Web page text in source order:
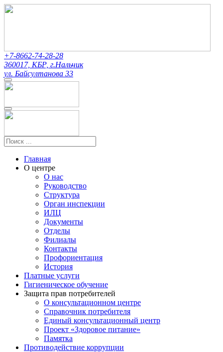
+7-8662-74-28-28
360017, КБР, г.Нальчик
ул. Байсултанова 33
Главная
О центре
О нас
Руководство
Структура
Орган инспекции
ИЛЦ
Документы
Отделы
Филиалы
Контакты
Профориентация
История
Платные услуги
Гигиеническое обучение
Защита прав потребителей
О консультационном центре
Справочник потребителя
Единый консультационный центр
Проект «Здоровое питание»
Памятка
Противодействие коррупции